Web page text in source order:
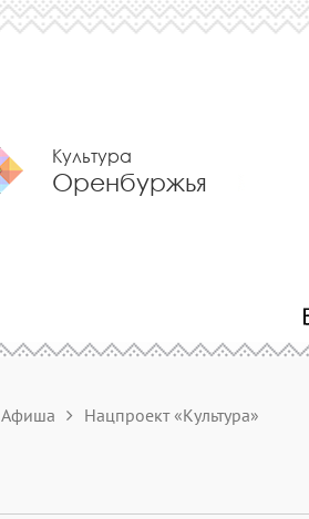
Культура
Оренбуржья
Афиша Нацпроект «Культура»